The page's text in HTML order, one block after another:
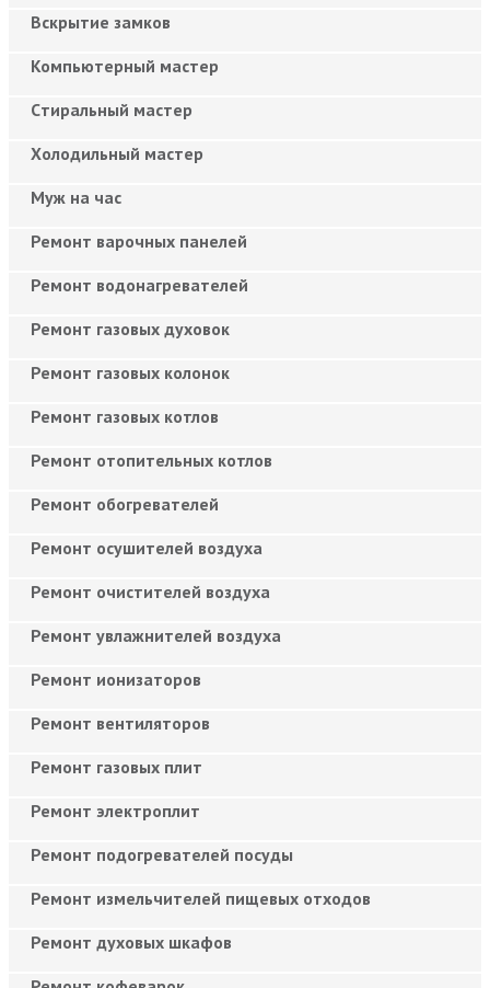
Вскрытие замков
Компьютерный мастер
Cтиральный мастер
Холодильный мастер
Муж на час
Ремонт варочных панелей
Ремонт водонагревателей
Ремонт газовых духовок
Ремонт газовых колонок
Ремонт газовых котлов
Ремонт отопительных котлов
Ремонт обогревателей
Ремонт осушителей воздуха
Ремонт очистителей воздуха
Ремонт увлажнителей воздуха
Ремонт ионизаторов
Ремонт вентиляторов
Ремонт газовых плит
Ремонт электроплит
Ремонт подогревателей посуды
Ремонт измельчителей пищевых отходов
Ремонт духовых шкафов